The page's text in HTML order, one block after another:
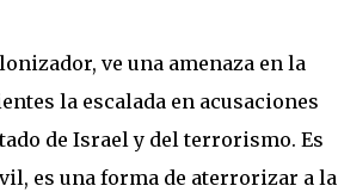
ve una amenaza en la
la escalada en acusaciones
de Israel y del terrorismo. Es
es una forma de aterrorizar a la